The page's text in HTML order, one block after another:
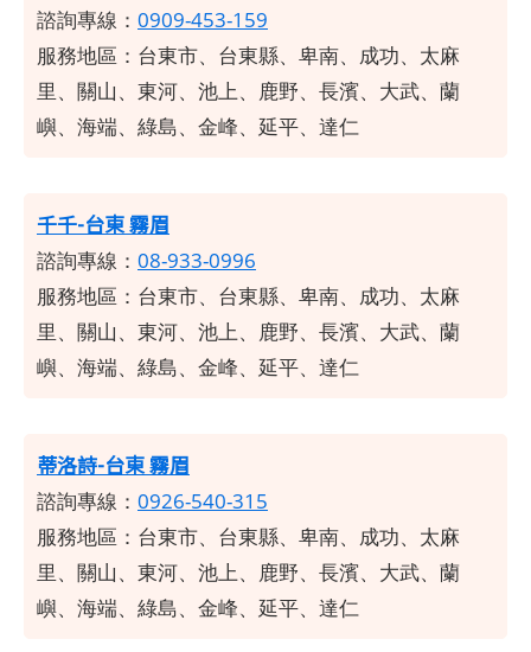
諮詢專線： 0909-453-159
服務地區：台東市、台東縣、卑南、成功、太麻
里、關山、東河、池上、鹿野、長濱、大武、蘭
嶼、海端、綠島、金峰、延平、達仁
千千-台東 霧眉
諮詢專線： 08-933-0996
服務地區：台東市、台東縣、卑南、成功、太麻
里、關山、東河、池上、鹿野、長濱、大武、蘭
嶼、海端、綠島、金峰、延平、達仁
蒂洛詩-台東 霧眉
諮詢專線： 0926-540-315
服務地區：台東市、台東縣、卑南、成功、太麻
里、關山、東河、池上、鹿野、長濱、大武、蘭
嶼、海端、綠島、金峰、延平、達仁